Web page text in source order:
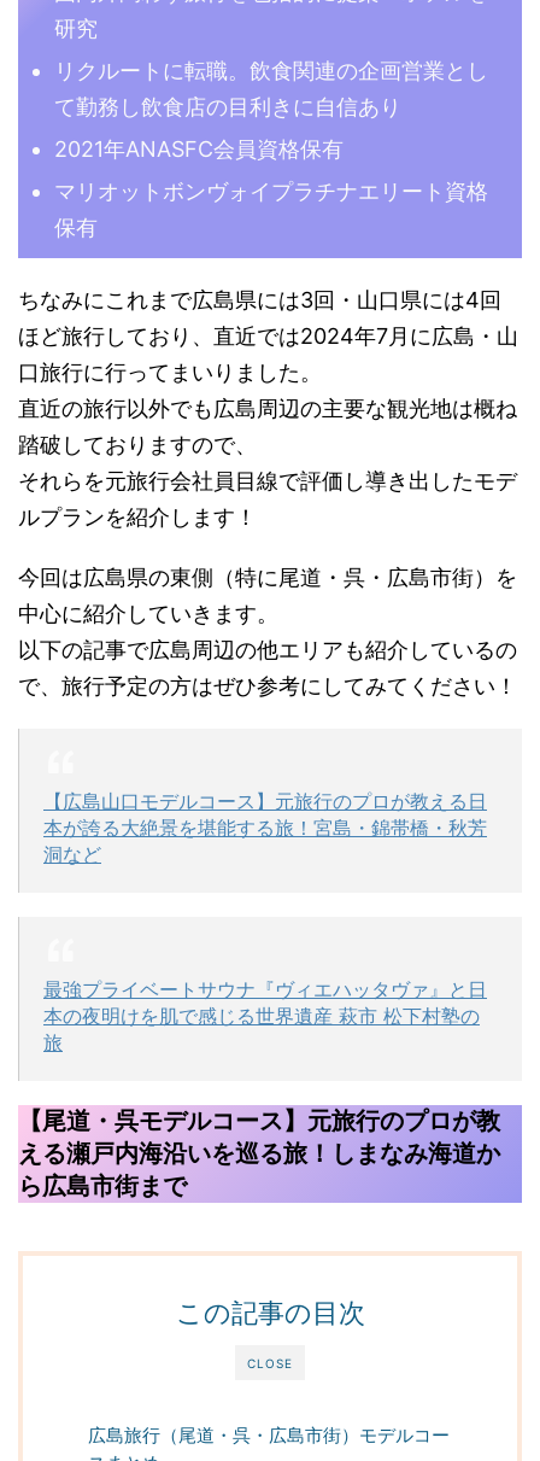
研究
リクルートに転職。飲食関連の企画営業とし
て勤務し飲食店の目利きに自信あり
2021年ANASFC会員資格保有
マリオットボンヴォイプラチナエリート資格
保有
ちなみにこれまで広島県には3回・山口県には4回
ほど旅行しており、直近では2024年7月に広島・山
口旅行に行ってまいりました。
直近の旅行以外でも広島周辺の主要な観光地は概ね
踏破しておりますので、
それらを元旅行会社員目線で評価し導き出したモデ
ルプランを紹介します！
今回は広島県の東側（特に尾道・呉・広島市街）を
中心に紹介していきます。
以下の記事で広島周辺の他エリアも紹介しているの
で、旅行予定の方はぜひ参考にしてみてください！
【広島山口モデルコース】元旅行のプロが教える日
本が誇る大絶景を堪能する旅！宮島・錦帯橋・秋芳
洞など
最強プライベートサウナ『ヴィエハッタヴァ』と日
本の夜明けを肌で感じる世界遺産 萩市 松下村塾の
旅
【尾道・呉モデルコース】元旅行のプロが教
える瀬戸内海沿いを巡る旅！しまなみ海道か
ら広島市街まで
CLOSE
この記事の目次
広島旅行（尾道・呉・広島市街）モデルコー